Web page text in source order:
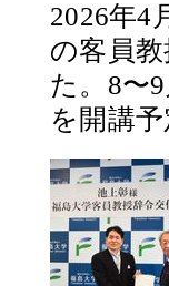
2026年4
の客員
た。8〜
を開講